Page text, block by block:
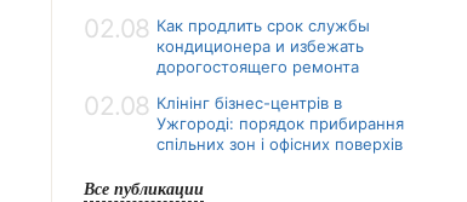
02.08 Как продлить срок службы
кондиционера и избежать
дорогостоящего ремонта
02.08 Клінінг бізнес-центрів в
Ужгороді: порядок прибирання
спільних зон і офісних поверхів
Все публикации